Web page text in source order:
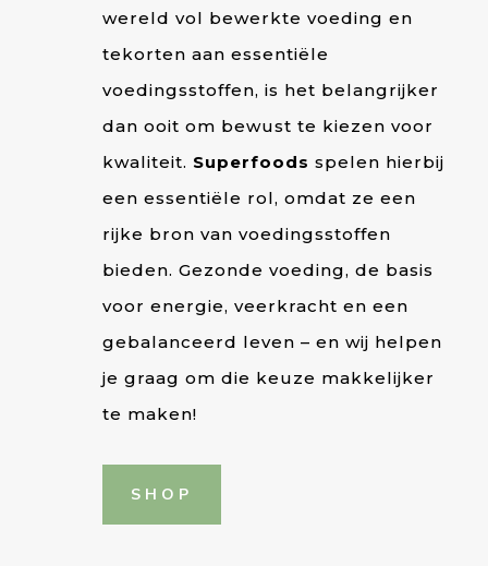
wereld vol bewerkte voeding en
tekorten aan essentiële
voedingsstoffen, is het belangrijker
dan ooit om bewust te kiezen voor
kwaliteit. Superfoods spelen hierbij
een essentiële rol, omdat ze een
rijke bron van voedingsstoffen
bieden. Gezonde voeding, de basis
voor energie, veerkracht en een
gebalanceerd leven – en wij helpen
je graag om die keuze makkelijker
te maken!
SHOP